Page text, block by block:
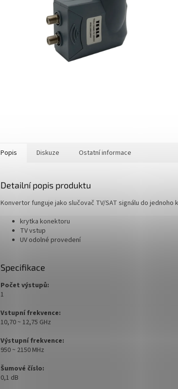
Popis Diskuze Ostatní informace
Detailní popis produktu
Konvertor funguje jako slučovač TV/SAT signálu do jednoho
krytka konektoru
TV vstup
UV odolné provedení
Specifikace
Počet výstupů:
1
Vstupní frekvence:
10,70 ~ 12,75 GHz
Výstupní frekvence:
950 ~ 2150 MHz
Šumové číslo:
0,1 dB